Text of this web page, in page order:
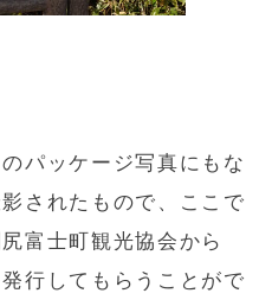
パッケージ写真にもな
されたもので、ここで
富士町観光協会から
行してもらうことがで